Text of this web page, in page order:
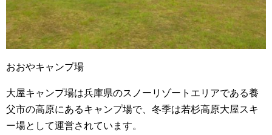
おおやキャンプ場
大屋キャンプ場は兵庫県のスノーリゾートエリアである養
父市の高原にあるキャンプ場で、冬季は若杉高原大屋スキ
ー場として運営されています。